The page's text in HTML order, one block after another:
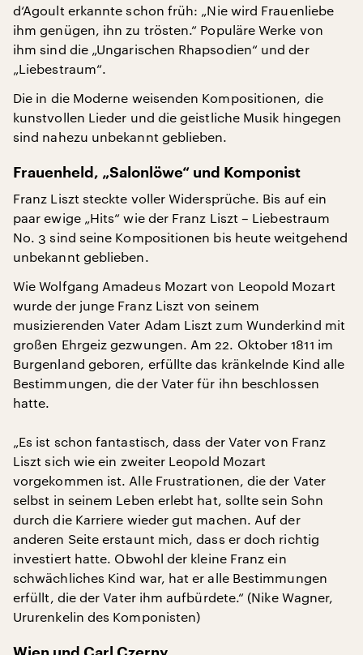
d‘Agoult erkannte schon früh: „Nie wird Frauenliebe
ihm genügen, ihn zu trösten.“ Populäre Werke von
ihm sind die „Ungarischen Rhapsodien“ und der
„Liebestraum“.
Die in die Moderne weisenden Kompositionen, die
kunstvollen Lieder und die geistliche Musik hingegen
sind nahezu unbekannt geblieben.
Frauenheld, „Salonlöwe“ und Komponist
Franz Liszt steckte voller Widersprüche. Bis auf ein
paar ewige „Hits“ wie der Franz Liszt – Liebestraum
No. 3 sind seine Kompositionen bis heute weitgehend
unbekannt geblieben.
Wie Wolfgang Amadeus Mozart von Leopold Mozart
wurde der junge Franz Liszt von seinem
musizierenden Vater Adam Liszt zum Wunderkind mit
großen Ehrgeiz gezwungen. Am 22. Oktober 1811 im
Burgenland geboren, erfüllte das kränkelnde Kind alle
Bestimmungen, die der Vater für ihn beschlossen
hatte.
„Es ist schon fantastisch, dass der Vater von Franz
Liszt sich wie ein zweiter Leopold Mozart
vorgekommen ist. Alle Frustrationen, die der Vater
selbst in seinem Leben erlebt hat, sollte sein Sohn
durch die Karriere wieder gut machen. Auf der
anderen Seite erstaunt mich, dass er doch richtig
investiert hatte. Obwohl der kleine Franz ein
schwächliches Kind war, hat er alle Bestimmungen
erfüllt, die der Vater ihm aufbürdete.“ (Nike Wagner,
Ururenkelin des Komponisten)